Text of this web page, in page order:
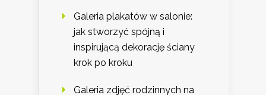
Galeria plakatów w salonie:
jak stworzyć spójną i
inspirującą dekorację ściany
krok po kroku
Galeria zdjęć rodzinnych na